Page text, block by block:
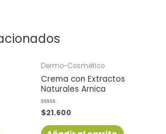
Dermo-Cosmético
Crema con Extractos
Naturales Arnica
Valorado
con
de
$21.600